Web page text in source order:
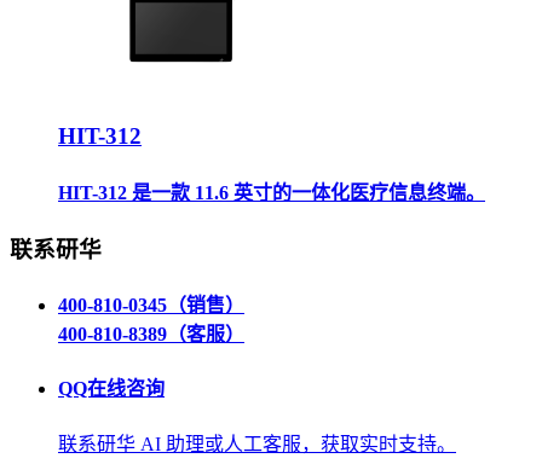
HIT-312
HIT-312 是一款 11.6 英寸的一体化医疗信息终端。
联系研华
400-810-0345（销售）
400-810-8389（客服）
QQ在线咨询
联系研华 AI 助理或人工客服，获取实时支持。